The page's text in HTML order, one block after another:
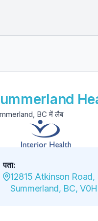
BC में लैब
पता:
12815 Atkinson Road,
Summerland, BC,